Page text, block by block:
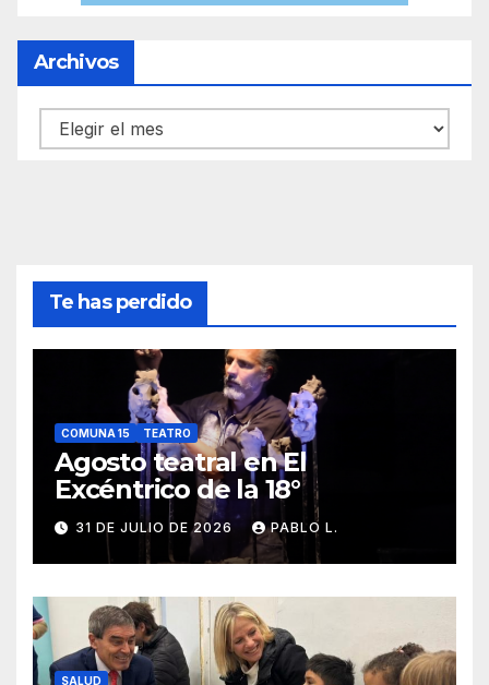
Archivos
Archivos
Te has perdido
COMUNA 15 TEATRO
Agosto teatral en El
Excéntrico de la 18°
31 DE JULIO DE 2026 PABLO L.
SALUD